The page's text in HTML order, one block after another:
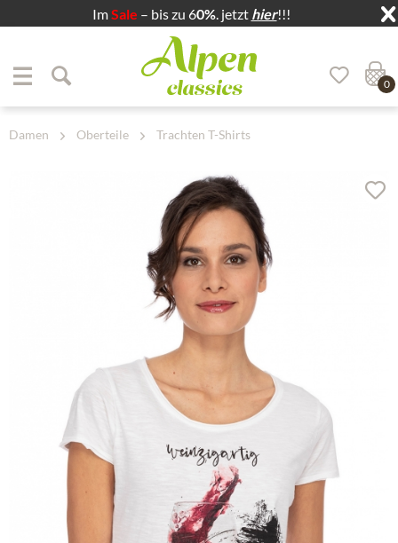
ImSale – bis zu 60%. jetzt hier!!!
Zum Hauptbereich springen
0
Damen Oberteile Trachten T-Shirts